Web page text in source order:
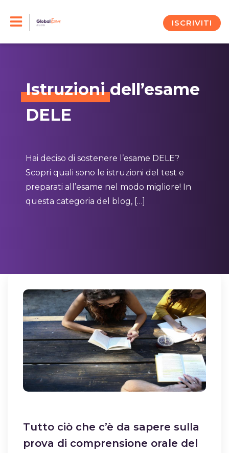
ISCRIVITI
Istruzionidell’esame
DELE
Hai deciso di sostenere l’esame DELE?
Scopri quali sono le istruzioni del test e
preparati all’esame nel modo migliore! In
questa categoria del blog, […]
Tutto ciò che c’è da sapere sulla
prova di comprensione orale del